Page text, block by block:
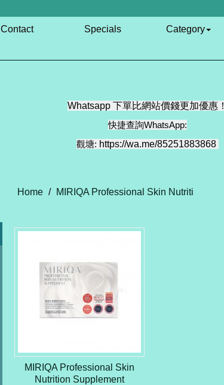
Contact Specials Category
Whatsapp 下單比網站價錢更加優惠！
快捷查詢WhatsApp:
觀塘: https://wa.me/85251883868
Home / MIRIQA Professional Skin Nutriti
MIRIQA Professional Skin
Nutrition Supplement